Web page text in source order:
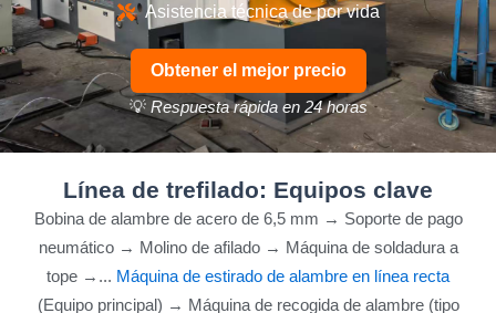
Asistencia técnica de por vida
Obtener el mejor precio
💡 Respuesta rápida en 24 horas
Línea de trefilado: Equipos clave
Bobina de alambre de acero de 6,5 mm → Soporte de pago
neumático → Molino de afilado → Máquina de soldadura a
tope →... Máquina de estirado de alambre en línea recta
(Equipo principal) → Máquina de recogida de alambre (tipo